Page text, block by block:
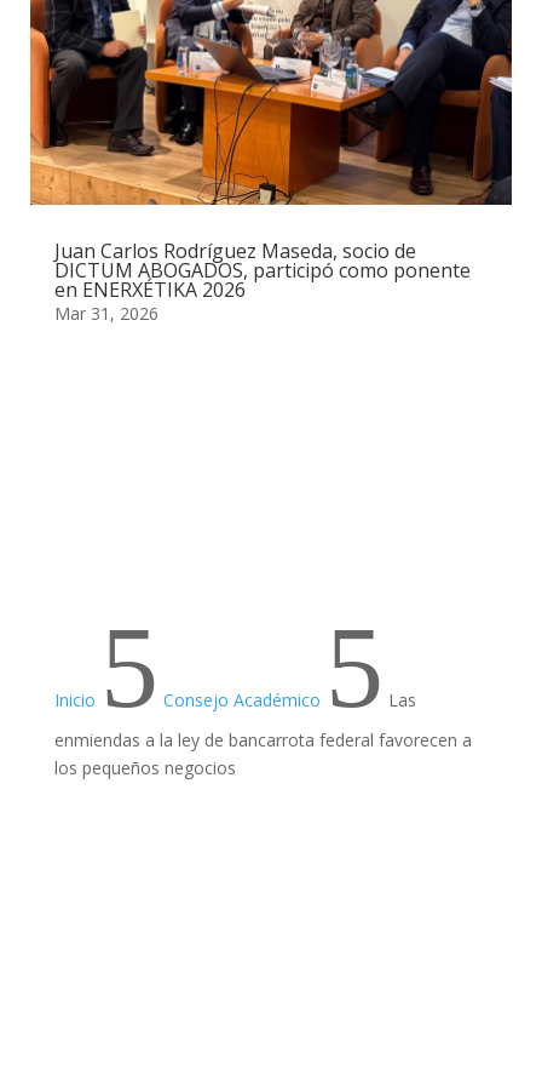
Juan Carlos Rodríguez Maseda, socio de
DICTUM ABOGADOS, participó como ponente
en ENERXÉTIKA 2026
Mar 31, 2026
Inicio 5 Consejo Académico 5 Las
enmiendas a la ley de bancarrota federal favorecen a
los pequeños negocios